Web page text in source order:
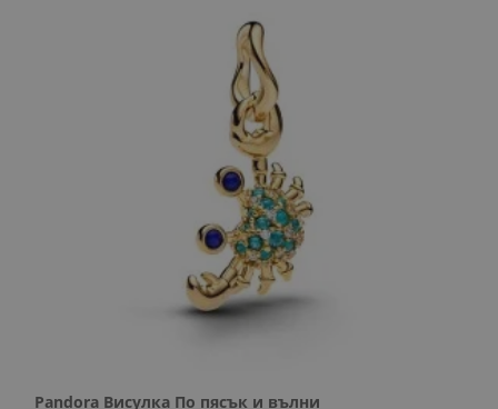
Pandora Висулка По пясък и вълни